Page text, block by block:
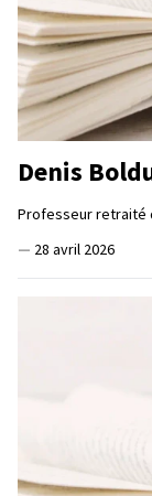
Denis
Professeur retraité
— 28 avril 2026